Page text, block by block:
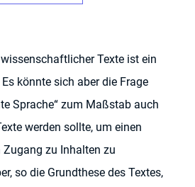
Texte ist ein
könnte sich aber die Frage
Sprache“ zum Maßstab auch
werden sollte, um einen
zu Inhalten zu
so die Grundthese des Textes,